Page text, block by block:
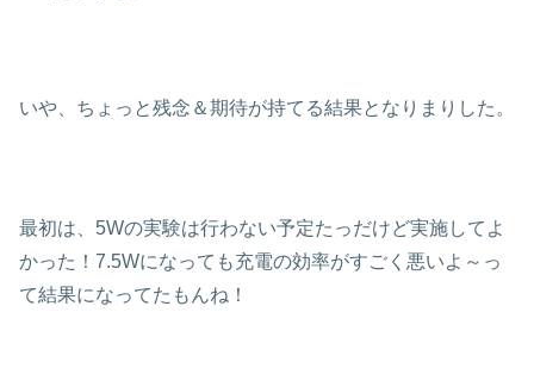
いや、ちょっと残念＆期待が持てる結果となりまりした。
最初は、5Wの実験は行わない予定たっだけど実施してよ
かった！7.5Wになっても充電の効率がすごく悪いよ～っ
て結果になってたもんね！